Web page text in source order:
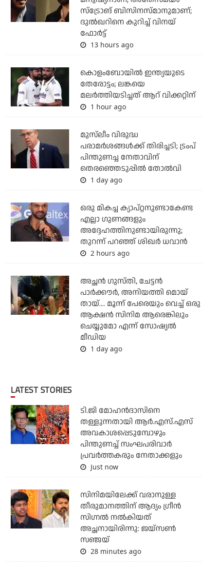
സ്‌ട്രോങ് ബിസിനസ്മാനുമാണ്;
ദുല്‍ഖറിനെ കുറിച്ച് വിനയ്
ഫോര്‍ട്ട്
13 hours ago
കൊളംബോയില്‍ ഇന്ത്യയുടെ
തേരോട്ടം; ലങ്കയെ
മലര്‍ത്തിയടിച്ചത് ആറ് വിക്കറ്റിന്
1 hour ago
മുസ്‌ലീം വിരുദ്ധ
പരാമര്‍ശങ്ങള്‍ക്ക് തിരിച്ചടി; ട്രംപ്
പിന്തുണച്ച നേതാവിന്
തെരഞ്ഞെടുപ്പില്‍ തോല്‍വി
1 day ago
ഒരു മികച്ച ക്യാപ്റ്റനുണ്ടാകേണ്ട
എല്ലാ ഗുണങ്ങളും
അദ്ദേഹത്തിനുണ്ടായിരുന്നു;
തുറന്ന് പറഞ്ഞ് ശിഖര്‍ ധവാന്‍
2 hours ago
അച്ഛന്‍ ഗുസ്തി, ചേട്ടന്‍
പാര്‍ക്കൗര്‍, അനിയത്തി മൊയ്
തായ്.... മൂന്ന് പേരെയും വെച്ച് ഒരു
ആക്ഷന്‍ സിനിമ ആരെങ്കിലും
ചെയ്യുമോ എന്ന് സോഷ്യല്‍
മീഡിയ
1 day ago
LATEST STORIES
ടി.ജി മോഹന്‍ദാസിനെ
തള്ളുന്നതായി ആര്‍.എസ്.എസ്
അവകാശപ്പെടുമ്പോഴും
പിന്തുണച്ച് സംഘപരിവാര്‍
പ്രവര്‍ത്തകരും നേതാക്കളും
Just now
സിനിമയിലേക്ക് വരാനുള്ള
തീരുമാനത്തിന് ആദ്യം ഗ്രീൻ
സിഗ്നൽ നൽകിയത്
അച്ഛനായിരിന്നു: ജയ്സൺ
സഞ്ജയ്
28 minutes ago